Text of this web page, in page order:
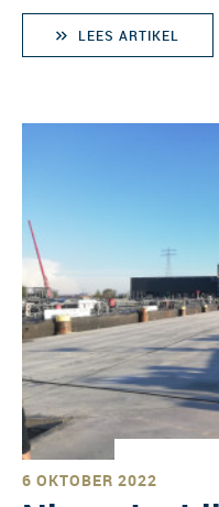
LEES ARTIKEL
6 OKTOBER 2022